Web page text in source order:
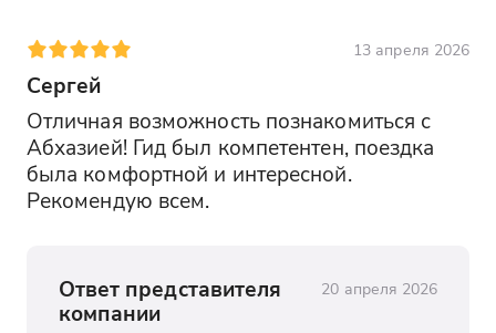
13 апреля 2026
Сергей
Отличная возможность познакомиться с
Абхазией! Гид был компетентен, поездка
была комфортной и интересной.
Рекомендую всем.
Ответ представителя
компании
20 апреля 2026